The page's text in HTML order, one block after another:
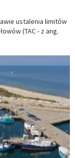
ustalenia limitów
(TAC - z ang.